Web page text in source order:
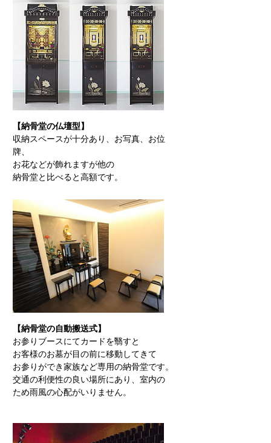
【納骨堂の仏壇型】
収納スペースが十分あり、お写真、お位
牌、
お花などが飾れますが他の
納骨堂と比べると高額です。
【納骨堂の自動搬送式】
お参りブースにてカードを翳すと
お客様のお墓が目の前に移動してきて
お参りができ家族など専用の納骨堂です。
交通の利便性の良い場所にあり、室内の
ため雨風の心配がいりません。